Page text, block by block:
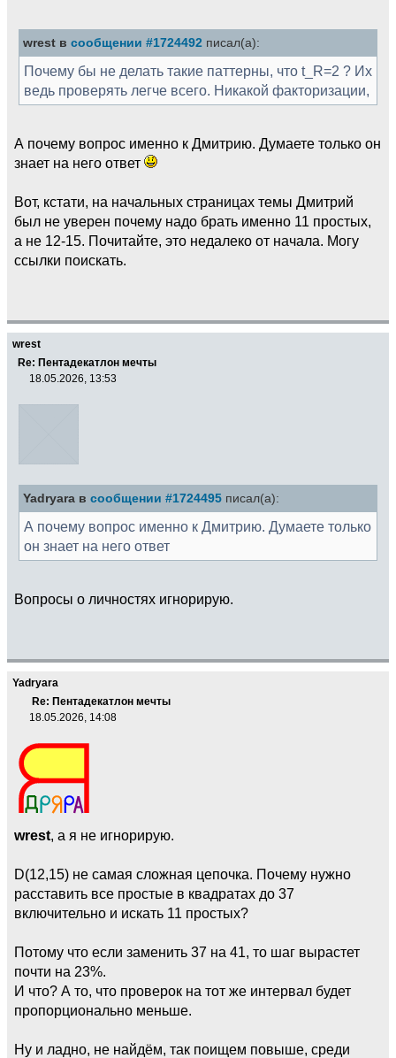
wrest в сообщении #1724492 писал(а):
Почему бы не делать такие паттерны, что t_R=2 ? Их
ведь проверять легче всего. Никакой факторизации,
А почему вопрос именно к Дмитрию. Думаете только он
знает на него ответ
Вот, кстати, на начальных страницах темы Дмитрий
был не уверен почему надо брать именно 11 простых,
а не 12-15. Почитайте, это недалеко от начала. Могу
ссылки поискать.
wrest
Re: Пентадекатлон мечты
18.05.2026, 13:53
Yadryara в сообщении #1724495 писал(а):
А почему вопрос именно к Дмитрию. Думаете только
он знает на него ответ
Вопросы о личностях игнорирую.
Yadryara
Re: Пентадекатлон мечты
18.05.2026, 14:08
wrest, а я не игнорирую.
D(12,15) не самая сложная цепочка. Почему нужно
расставить все простые в квадратах до 37
включительно и искать 11 простых?
Потому что если заменить 37 на 41, то шаг вырастет
почти на 23%.
И что? А то, что проверок на тот же интервал будет
пропорционально меньше.
Ну и ладно, не найдём, так поищем повыше, среди